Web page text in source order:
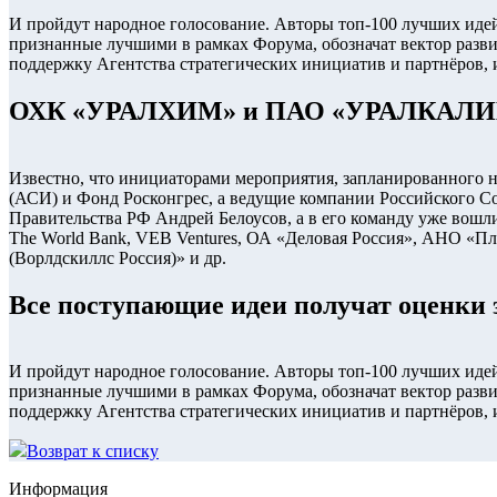
И пройдут народное голосование. Авторы топ-100 лучших
признанные лучшими в рамках Форума, обозначат вектор
поддержку Агентства стратегических инициатив и
ОХК «УРАЛХИМ» и ПАО
Известно, что инициаторами мероприятия, запланированного
(АСИ) и Фонд Росконгрес, а ведущие компании Российского
Правительства РФ Андрей Белоусов, а в его команду уже
The World Bank, VEB Ventures, ОА «Деловая Россия», АНО
(Ворлдскиллс Россия)» и др.
Все поступающие идеи получат оценки
И пройдут народное голосование. Авторы топ-100 лучших
признанные лучшими в рамках Форума, обозначат вектор
поддержку Агентства стратегических инициатив и
Возврат к списку
Информация